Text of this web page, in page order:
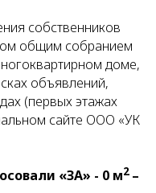
собственников
общим собранием
доме,
объявлений,
(первых этажах
сайте ООО «УК
«ЗА» - 0 м2 –